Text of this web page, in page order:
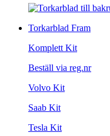
Torkarblad Fram
Komplett Kit
Beställ via reg.nr
Volvo Kit
Saab Kit
Tesla Kit